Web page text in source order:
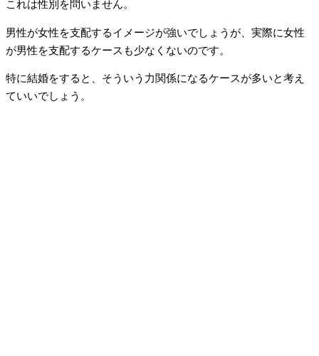
これは性別を問いません。
男性が女性を支配するイメージが強いでしょうが、実際に女性
が男性を支配するケースも少なくないのです。
特に結婚をすると、そういう力関係になるケースが多いと考え
ていいでしょう。